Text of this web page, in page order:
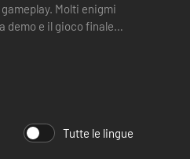
Molti enigmi
demo e il gioco finale
Tutte le lingue